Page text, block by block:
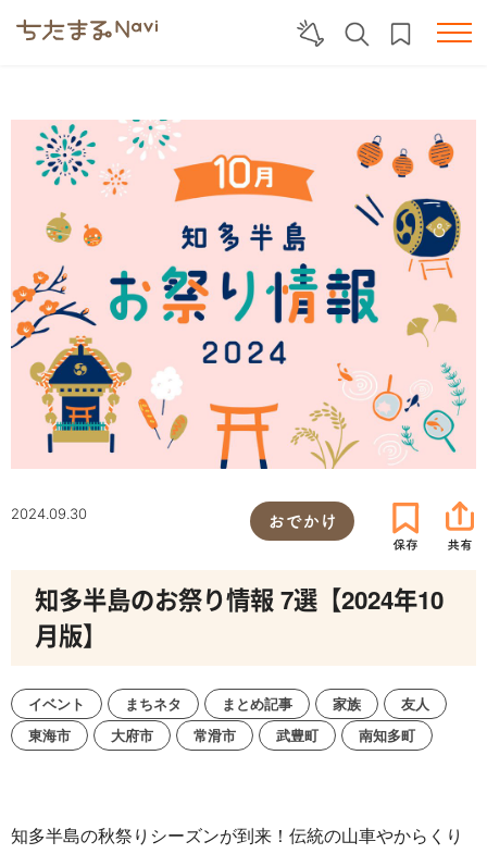
2024.09.30 おでかけ
知多半島のお祭り情報 7選【2024年10
月版】
イベント まちネタ まとめ記事 家族
友人
東海市
大府市 常滑市 武豊町 南知多町
知多半島の秋祭りシーズンが到来！伝統の山車やからくり